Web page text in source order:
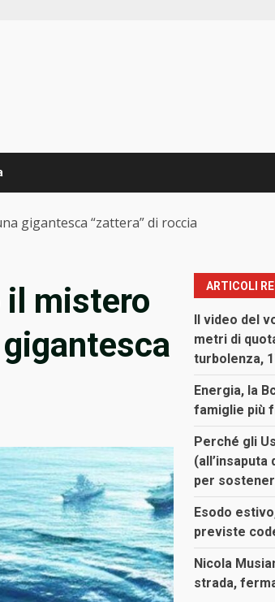
gigantesca “zattera” di roccia
il mistero
gigantesca
ARTICOLI
Il video del
metri di
turbolenza,
Energia, la
famiglie più
Perché gli
(all’insaputa
per
Esodo
previste
Nicola
strada,